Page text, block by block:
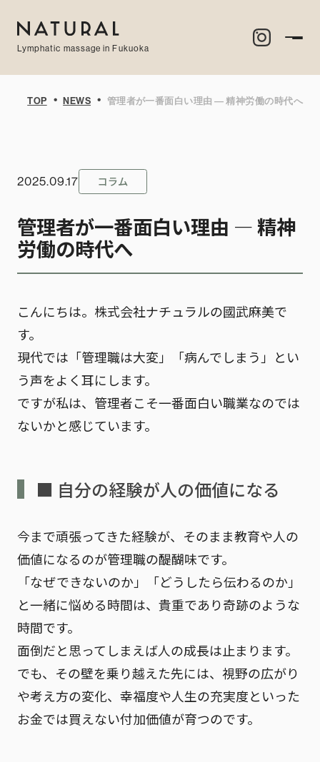
Lymphatic massage in Fukuoka
TOP・NEWS ・ 管理者が一番面白い理由 ― 精神労働の時代へ
2025.09.17 コラム
管理者が一番面白い理由 ― 精神
労働の時代へ
こんにちは。株式会社ナチュラルの國武麻美で
す。
現代では「管理職は大変」「病んでしまう」とい
う声をよく耳にします。
ですが私は、 管理者こそ一番面白い職業なのでは
ないかと感じています。
■ 自分の経験が人の価値になる
今まで頑張ってきた経験が、そのまま教育や人の
価値になるのが管理職の醍醐味です。
「なぜできないのか」「どうしたら伝わるのか」
と一緒に悩める時間は、貴重であり奇跡のような
時間です。
面倒だと思ってしまえば人の成長は止まります。
でも、その壁を乗り越えた先には、視野の広がり
や考え方の変化、幸福度や人生の充実度といった
お金では買えない付加価値が育つのです。